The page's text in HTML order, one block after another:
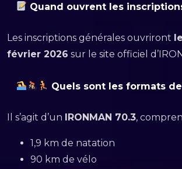
Quand ouvrent les
Les inscriptions générales ouvriront
février 2026 sur le site officiel
Quels sont les formats
Il s’agit d’un IRONMAN 70.3,
1,9 km de natation
90 km de vélo